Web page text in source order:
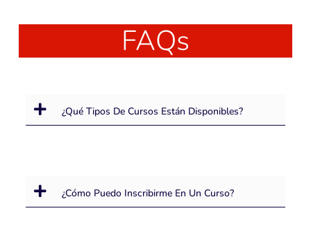
FAQs
¿Qué Tipos De Cursos Están Disponibles?
¿Cómo Puedo Inscribirme En Un Curso?